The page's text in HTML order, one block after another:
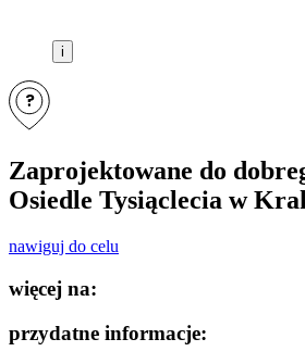
i
?
Zaprojektowane do
Osiedle Tysiąclecia w
nawiguj do celu
więcej na:
przydatne informacje: